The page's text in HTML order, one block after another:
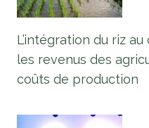
L’intégration du riz
les revenus des
coûts de production